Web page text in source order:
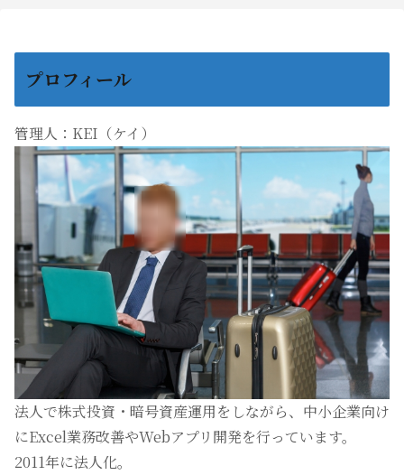
プロフィール
管理人：KEI（ケイ）
法人で株式投資・暗号資産運用をしながら、中小企業向け
にExcel業務改善やWebアプリ開発を行っています。
2011年に法人化。